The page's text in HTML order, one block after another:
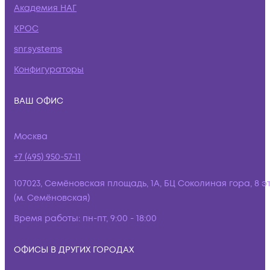
Академия НАГ
КРОС
snr.systems
Конфигураторы
ВАШ ОФИС
Москва
+7 (495) 950-57-11
107023, Семёновская площадь, 1А, БЦ Соколиная гора, 8
(м. Семёновская)
Время работы: пн-пт, 9:00 - 18:00
ОФИСЫ В ДРУГИХ ГОРОДАХ